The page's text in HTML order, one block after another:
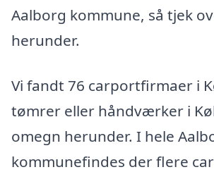
Aalborg kommune, så tjek
herunder.
Vi fandt 76 carportfirmaer i
tømrer eller håndværker i
omegn herunder. I hele
kommunefindes der flere